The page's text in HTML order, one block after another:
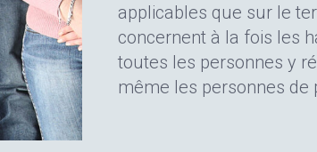
applicables que sur le
concernent à la fois les
toutes les personnes y
même les personnes de